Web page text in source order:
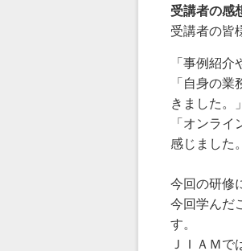
受講者の感
受講者の皆
「事例紹
「自身の
きました。」
「オンラ
感じました
今回の研修
今回学んだ
す。
ＪＩＡＭ